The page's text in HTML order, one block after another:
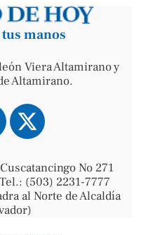
manos
Viera Altamirano y
Altamirano.
No 271
(503) 2231-7777
al Norte de Alcaldía